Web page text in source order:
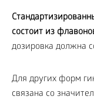
состоит из
дозировка должна
Для других форм
связана со